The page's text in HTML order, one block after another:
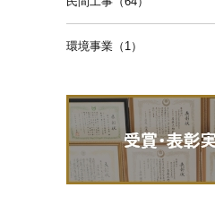
環境事業（1）